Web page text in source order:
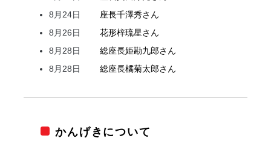
8月24日
座長千澤秀さん
8月26日
花形梓琉星さん
8月28日
総座長姫勘九郎さん
8月28日
総座長橘菊太郎さん
かんげきについて